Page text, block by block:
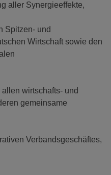
aller Synergieeffekte,
Spitzen- und
Wirtschaft sowie den
wirtschafts- und
gemeinsame
Verbandsgeschäftes,